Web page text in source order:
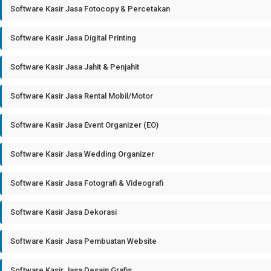
Software Kasir Jasa Fotocopy & Percetakan
Software Kasir Jasa Digital Printing
Software Kasir Jasa Jahit & Penjahit
Software Kasir Jasa Rental Mobil/Motor
Software Kasir Jasa Event Organizer (EO)
Software Kasir Jasa Wedding Organizer
Software Kasir Jasa Fotografi & Videografi
Software Kasir Jasa Dekorasi
Software Kasir Jasa Pembuatan Website